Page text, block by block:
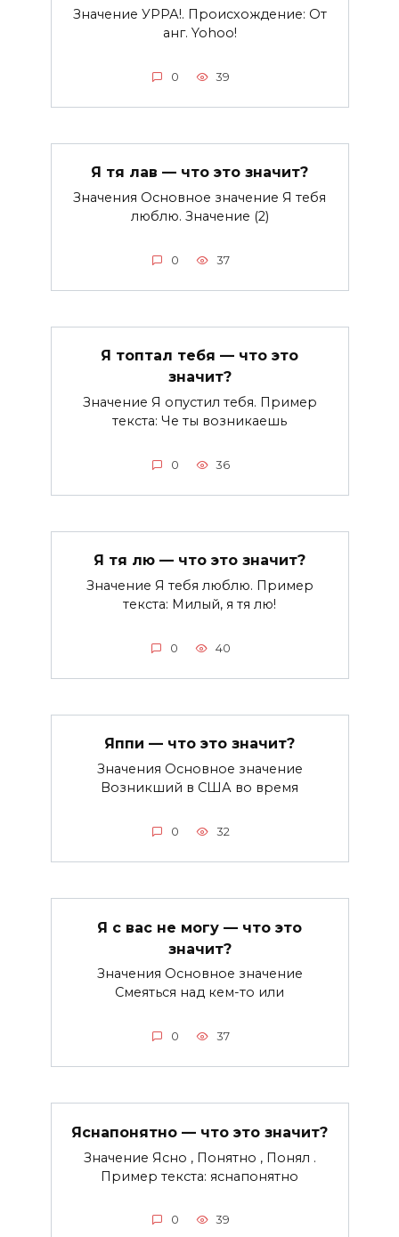
Значение УРРА!. Происхождение: От
анг. Yohoo!
0 39
Я тя лав — что это значит?
Значения Основное значение Я тебя
люблю. Значение (2)
0 37
Я топтал тебя — что это
значит?
Значение Я опустил тебя. Пример
текста: Че ты возникаешь
0 36
Я тя лю — что это значит?
Значение Я тебя люблю. Пример
текста: Милый, я тя лю!
0 40
Яппи — что это значит?
Значения Основное значение
Возникший в США во время
0 32
Я с вас не могу — что это
значит?
Значения Основное значение
Смеяться над кем-то или
0 37
Яснапонятно — что это значит?
Значение Ясно , Понятно , Понял .
Пример текста: яснапонятно
0 39